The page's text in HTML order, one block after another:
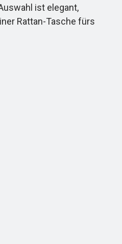
ist elegant,
Rattan-Tasche fürs